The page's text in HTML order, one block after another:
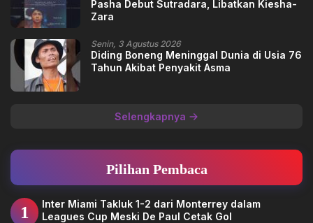
Pasha Debut Sutradara, Libatkan Kiesha-
Zara
Senin, 3 Agustus 2026
Diding Boneng Meninggal Dunia di Usia 76
Tahun Akibat Penyakit Asma
Selengkapnya
Pilihan Pembaca
1
Inter Miami Takluk 1-2 dari Monterrey dalam
Leagues Cup Meski De Paul Cetak Gol